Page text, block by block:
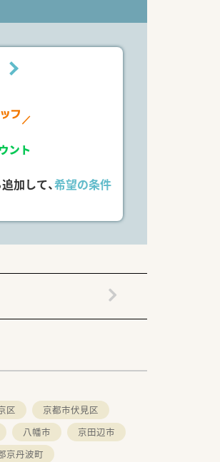
加して、希望の条件
区
京都市伏見区
八幡市
京田辺市
京丹波町